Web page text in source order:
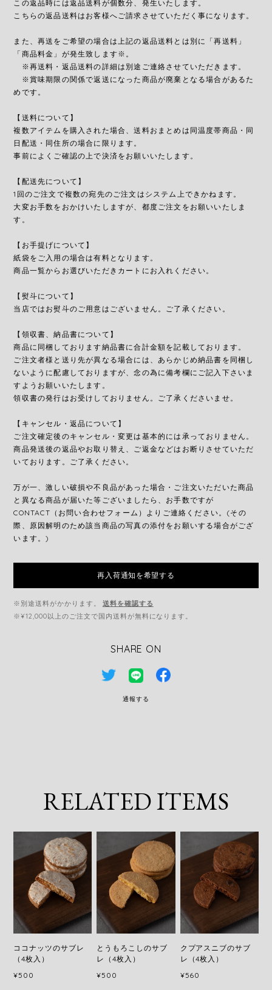
この返品時には返品送料が個数分、発生いたします。
こちらの返品送料はお客様へご請求させていただく事になります。
また、再送をご希望の場合は上記の返品送料とは別に「再送料」
「商品料金」が発生致します※。
※再送料・返品送料の詳細は別途ご連絡させていただきます。
※賞味期限の関係で返送になった商品が廃棄となる場合があるた
めです。
【送料について】
複数アイテムを購入された場合、送料おまとめは同温度帯商品・同
日配送・同住所の場合に限ります。
事前によくご確認の上で決済をお願いいたします。
【配送先について】
1回のご注文で複数の宛先のご注文はシステム上できかねます。
大変お手数をおかけいたしますが、都度ご注文をお願いいたしま
す。
【お手提げについて】
紙袋をご入用の場合は有料となります。
商品一覧からお選びいただきカートにお入れください。
【熨斗について】
当店ではお熨斗のご用意はございません。ご了承ください。
【領収書、納品書について】
商品に同梱しております納品書に合計金額を記載しております。
ご注文者様と送り先が異なる場合には、あらかじめ納品書を同梱し
ないように配慮しておりますが、念の為に備考欄にご記入下さいま
すようお願いいたします。
領収書の発行はお受けしておりません。ご了承くださいませ。
【キャンセル・返品について】
ご注文確定後のキャンセル・変更は基本的には承っておりません。
商品発送後の返品やお取り替え、ご返金などはお断りさせていただ
いております。ご了承ください。
万が一、激しい破損や不良品があった場合・ご注文いただいた商品
と異なる商品が届いた等ございましたら、お手数ですが
CONTACT（お問い合わせフォーム）よりご連絡ください。(その
際、原因解明のため該当商品の写真の添付をお願いする場合がござ
います。)
再入荷通知を希望する
※別途送料がかかります。
送料を確認する
※¥12,000以上のご注文で国内送料が無料になります。
SHARE ON
通報する
RELATED ITEMS
ココナッツのサブレ
（4枚入）
¥500
とうもろこしのサブ
レ（4枚入）
¥500
クプアスニブのサブ
レ（4枚入）
¥560